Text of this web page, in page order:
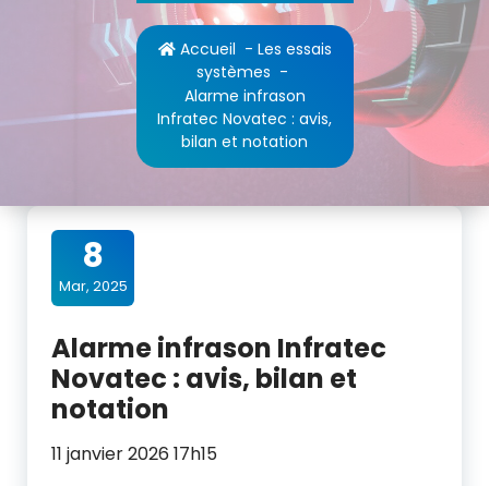
Accueil - Les essais
systèmes -
Alarme infrason
Infratec Novatec : avis,
bilan et notation
8
Mar, 2025
Alarme infrason Infratec
Novatec : avis, bilan et
notation
11 janvier 2026 17h15